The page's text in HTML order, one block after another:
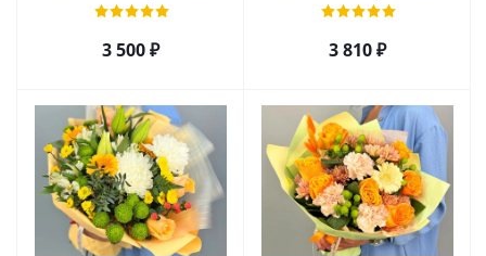
3 500₽ 3 810₽